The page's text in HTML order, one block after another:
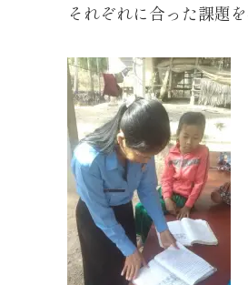
それぞれに合った課題を